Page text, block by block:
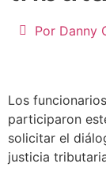
Por Danny
Los
participaron
solicitar el
justicia